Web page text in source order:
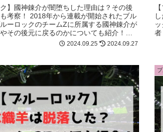
ク】國神錬介が闇堕ちした理由は？その後
考察！ 2018年から連載が開始されたブル
ーロックのチームZに所属する國神錬介が
その後元に戻るのかについても紹介！國
なる方は最後まで必見！2024.09.25 2024.09.27
者